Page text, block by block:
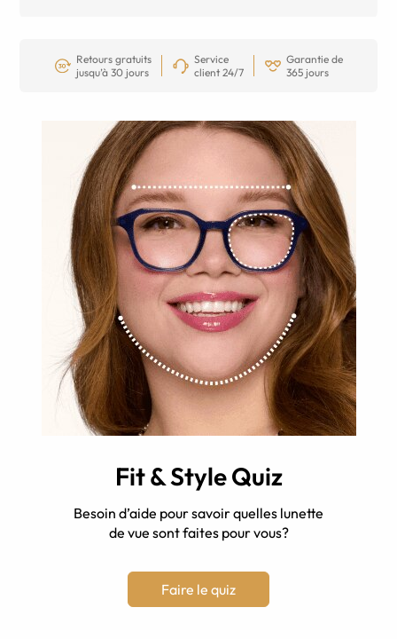
Retours gratuits
jusqu’à 30 jours
Service
client 24/7
Garantie de
365 jours
Fit & Style Quiz
Besoin d’aide pour savoir quelles lunette
de vue sont faites pour vous?
Faire le quiz